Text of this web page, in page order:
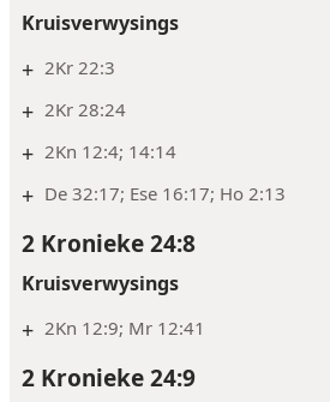
Kruisverwysings
+ 2Kr 22:3
+ 2Kr 28:24
+ 2Kn 12:4; 14:14
+ De 32:17; Ese 16:17; Ho 2:13
2 Kronieke 24:8
Kruisverwysings
+ 2Kn 12:9; Mr 12:41
2 Kronieke 24:9